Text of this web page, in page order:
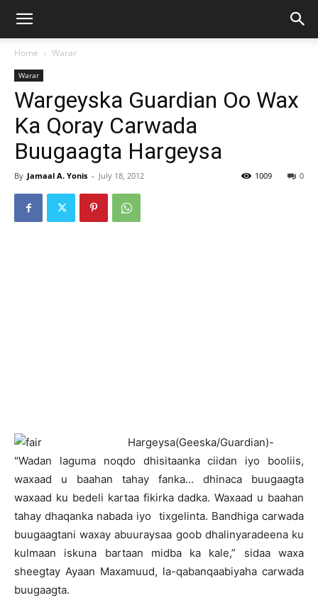
Home Warar
Warar
Wargeyska Guardian Oo Wax
Ka Qoray Carwada
Buugaagta Hargeysa
By Jamaal A. Yonis - July 18, 2012 0
1009
Hargeysa(Geeska/Guardian)-
"Wadan laguma noqdo dhisitaanka ciidan iyo booliis,
waxaad u baahan tahay fanka… dhinaca buugaagta
waxaad ku bedeli kartaa fikirka dadka. Waxaad u baahan
tahay dhaqanka nabada iyo tixgelinta. Bandhiga carwada
buugaagtani waxay abuuraysaa goob dhalinyaradeena ku
kulmaan iskuna bartaan midba ka kale,” sidaa waxa
sheegtay Ayaan Maxamuud, la-qabanqaabiyaha carwada
buugaagta.